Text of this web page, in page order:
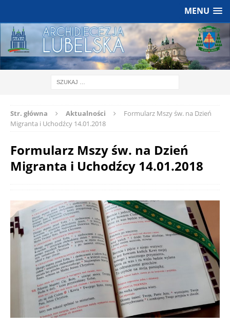
MENU
Str. główna Aktualności
Formularz Mszy św. na Dzień
Migranta i Uchodźcy 14.01.2018
Formularz Mszy św. na Dzień
Migranta i Uchodźcy 14.01.2018